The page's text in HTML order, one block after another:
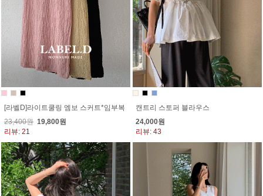
[라벨D]라이트쿨링 엠보 스커트*임부복
23,400원 19,800원
리뷰: 21
캔트리 스토퍼 블라우스
24,000원
리뷰: 43